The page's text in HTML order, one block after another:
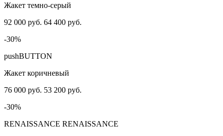
Жакет темно-серый
92 000 руб. 64 400 руб.
-30%
pushBUTTON
Жакет коричневый
76 000 руб. 53 200 руб.
-30%
RENAISSANCE RENAISSANCE